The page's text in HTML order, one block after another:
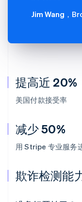
提高近 20%
美国付款接受率
减少 50%
用 Stripe 专业服务
欺诈检测能
Jim Wang ，
English
爱尔兰